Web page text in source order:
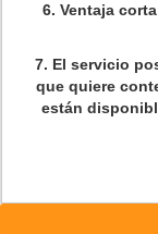
6. Ventaja
7. El servicio
que quiere
están